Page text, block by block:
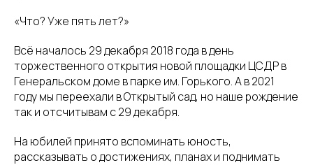
«Что? Уже пять лет?»
Всё началось 29 декабря 2018 года в день
торжественного открытия новой площадки ЦСДР в
Генеральском доме в парке им. Горького. А в 2021
году мы переехали в Открытый сад, но наше рождение
так и отсчитывам с 29 декабря.
На юбилей принято вспоминать юность,
рассказывать о достижениях, планах и поднимать